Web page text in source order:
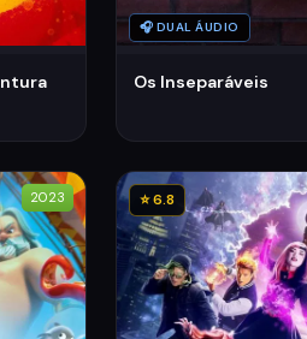
🎧 DUAL ÁUDIO
Os Inseparáveis
2023 ⭐ 6.8